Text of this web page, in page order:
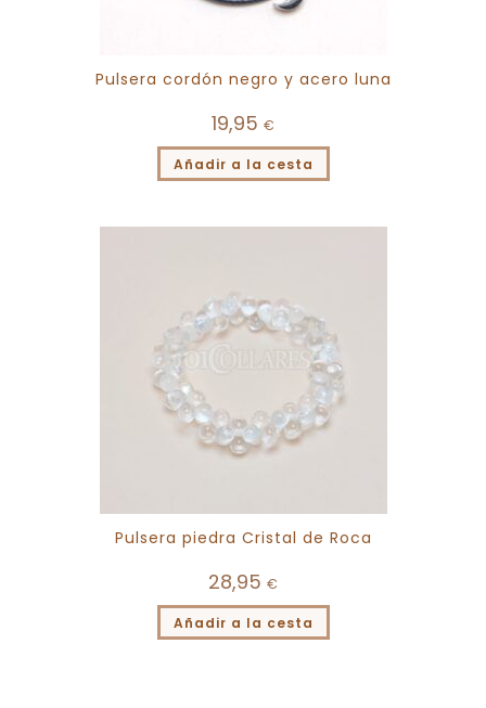
Pulsera cordón negro y acero luna
19,95 €
Añadir a la cesta
Pulsera piedra Cristal de Roca
28,95 €
Añadir a la cesta